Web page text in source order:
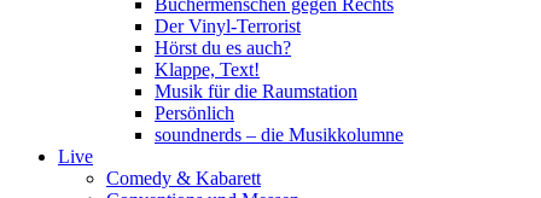
Büchermenschen gegen Rechts
Der Vinyl-Terrorist
Hörst du es auch?
Klappe, Text!
Musik für die Raumstation
Persönlich
soundnerds – die Musikkolumne
Live
Comedy & Kabarett